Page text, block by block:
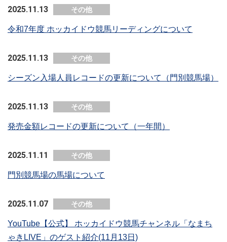
2025.11.13 その他
令和7年度 ホッカイドウ競馬リーディングについて
2025.11.13 その他
シーズン入場人員レコードの更新について（門別競馬場）
2025.11.13 その他
発売金額レコードの更新について（一年間）
2025.11.11 その他
門別競馬場の馬場について
2025.11.07 その他
YouTube【公式】 ホッカイドウ競馬チャンネル「なまち
ゃきLIVE」のゲスト紹介(11月13日)